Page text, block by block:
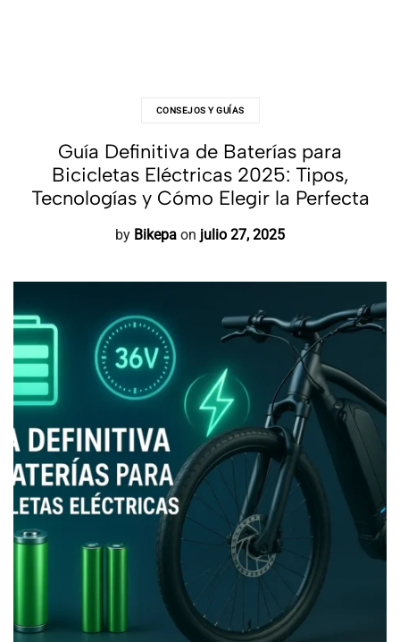
CONSEJOS Y GUÍAS
Guía Definitiva de Baterías para
Bicicletas Eléctricas 2025: Tipos,
Tecnologías y Cómo Elegir la Perfecta
by Bikepa on julio 27, 2025